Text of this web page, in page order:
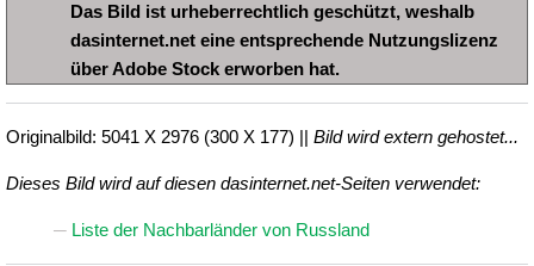
Das Bild ist urheberrechtlich geschützt, weshalb
dasinternet.net eine entsprechende Nutzungslizenz
über Adobe Stock erworben hat.
Originalbild: 5041 X 2976 (300 X 177) || Bild wird extern gehostet...
Dieses Bild wird auf diesen dasinternet.net-Seiten verwendet:
Liste der Nachbarländer von Russland